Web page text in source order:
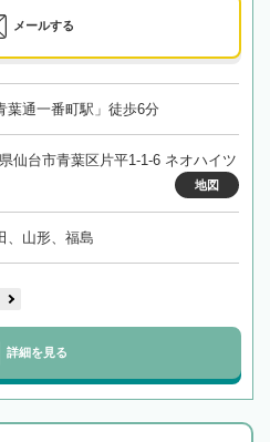
メールする
葉通一番町駅」徒歩6分
仙台市青葉区片平1-1-6 ネオハイツ
地図
、山形、福島
詳細を見る